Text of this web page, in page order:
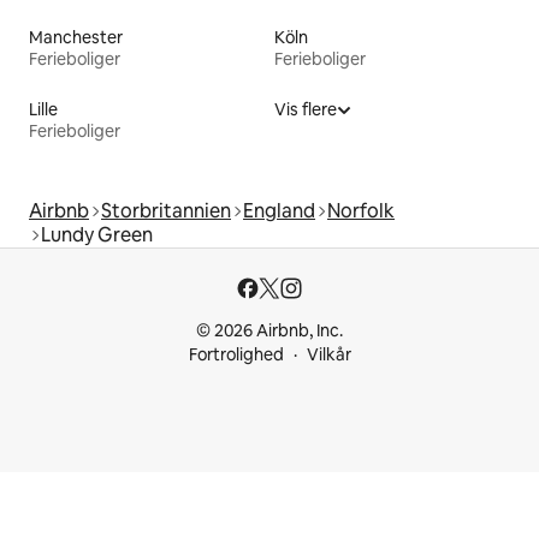
Manchester
Ferieboliger
Köln
Ferieboliger
Lille
Ferieboliger
Vis flere
Airbnb Storbritannien England Norfolk
Lundy Green
© 2026 Airbnb, Inc.
Fortrolighed
Vilkår